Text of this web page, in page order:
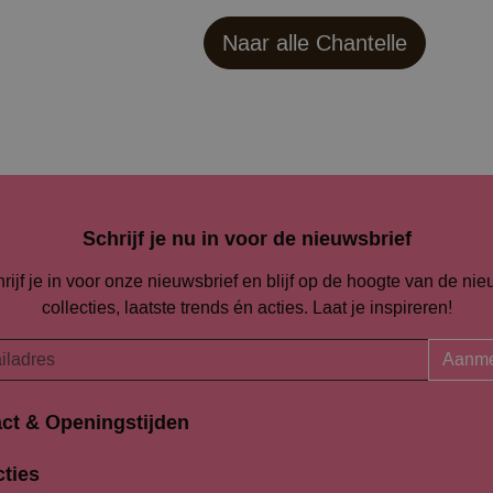
Naar alle Chantelle
Schrijf je nu in voor de nieuwsbrief
je in voor onze nieuwsbrief en blijf op de hoogte van de
collecties, laatste trends én acties. Laat je inspireren!
& Openingstijden
94-96